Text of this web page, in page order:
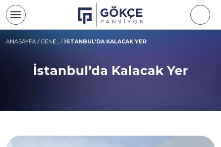
ANASAYFA / GENEL/ İSTANBUL’DA KALACAK YER
İstanbul’da Kalacak Yer